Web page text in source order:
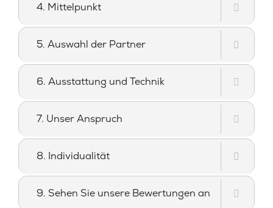
4. Mittelpunkt
5. Auswahl der Partner
6. Ausstattung und Technik
7. Unser Anspruch
8. Individualität
9. Sehen Sie unsere Bewertungen an